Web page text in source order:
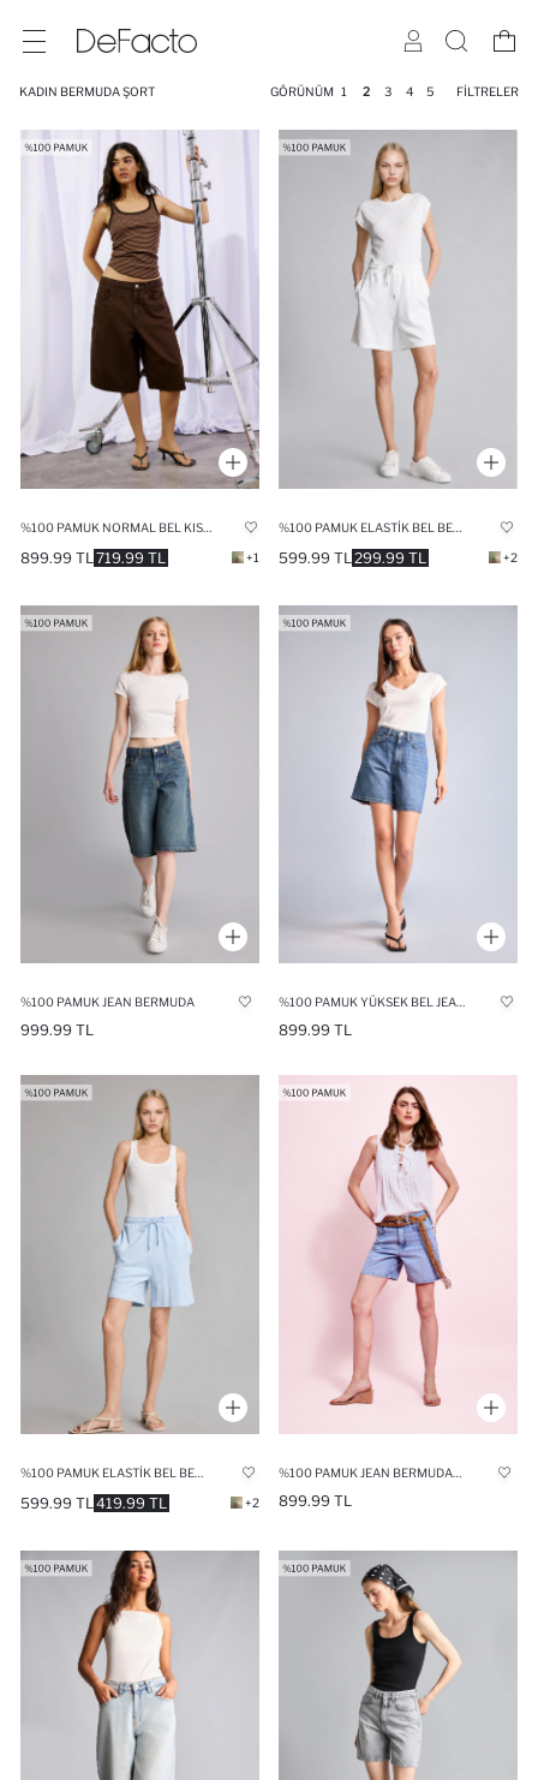
KADIN BERMUDA ŞORT GÖRÜNÜM 1 2 3 4 5 FILTRELER
719.99 TL
899.99 TL +1 299.99 TL
599.99 TL +2
%100 PAMUK JEAN BERMUDA
999.99 TL 899.99 TL
419.99 TL
599.99 TL +2 899.99 TL